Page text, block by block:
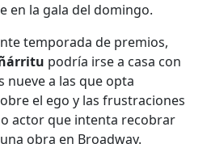
en la gala del domingo.
temporada de premios,
podría irse a casa con
nueve a las que opta
el ego y las frustraciones
actor que intenta recobrar
obra en Broadway.